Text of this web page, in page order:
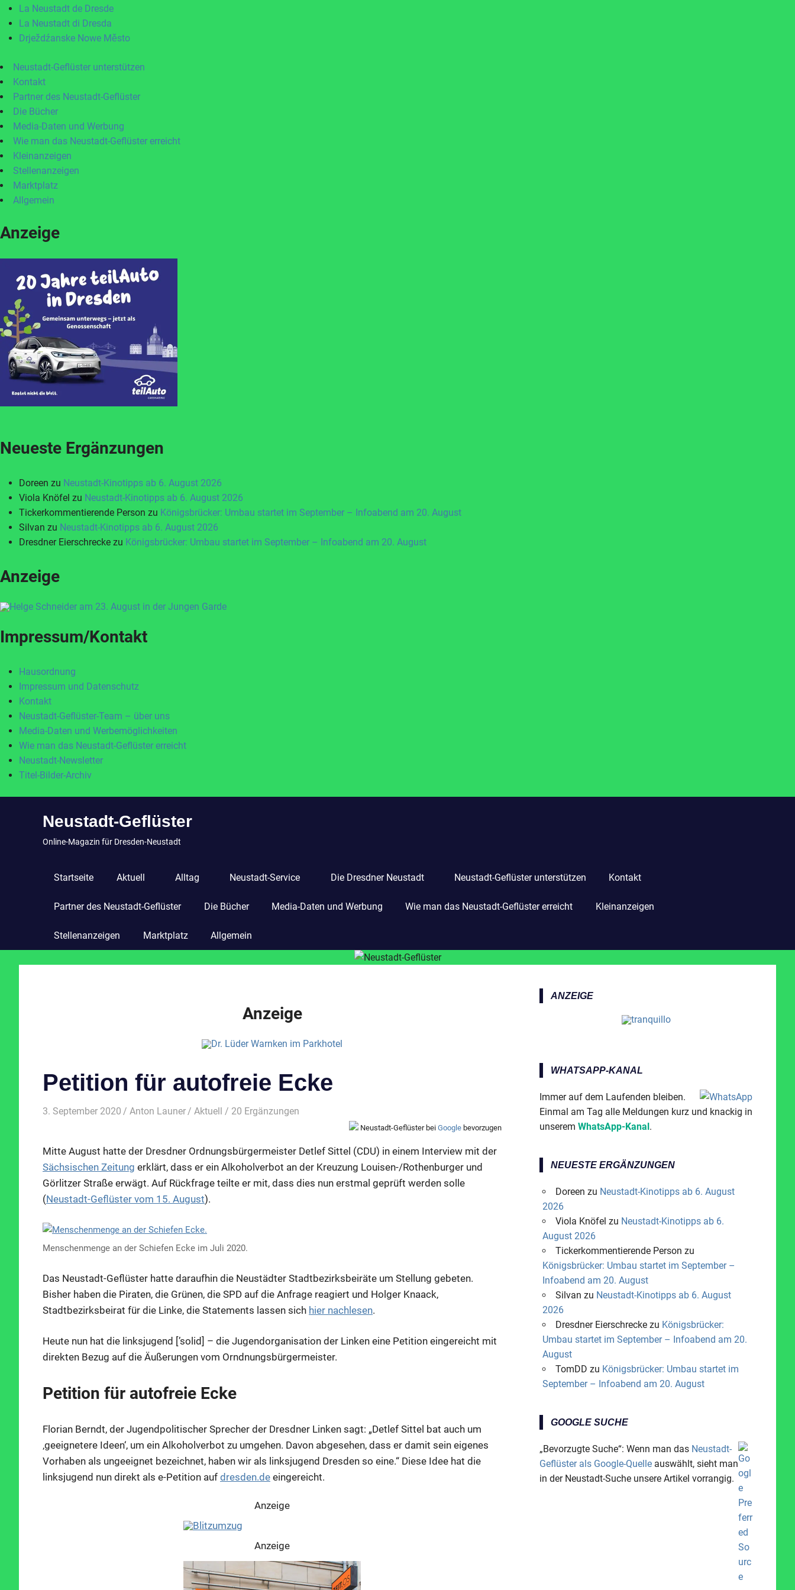
La Neustadt de Dresde
La Neustadt di Dresda
Drježdźanske Nowe Město
Neustadt-Geflüster unterstützen
Kontakt
Partner des Neustadt-Geflüster
Die Bücher
Media-Daten und Werbung
Wie man das Neustadt-Geflüster erreicht
Kleinanzeigen
Stellenanzeigen
Marktplatz
Allgemein
Anzeige
Neueste Ergänzungen
Doreen zu Neustadt-Kinotipps ab 6. August 2026
Viola Knöfel zu Neustadt-Kinotipps ab 6. August 2026
Tickerkommentierende Person zu Königsbrücker: Umbau startet im September – Infoabend am 20. August
Silvan zu Neustadt-Kinotipps ab 6. August 2026
Dresdner Eierschrecke zu Königsbrücker: Umbau startet im September – Infoabend am 20. August
Anzeige
Impressum/Kontakt
Hausordnung
Impressum und Datenschutz
Kontakt
Neustadt-Geflüster-Team – über uns
Media-Daten und Werbemöglichkeiten
Wie man das Neustadt-Geflüster erreicht
Neustadt-Newsletter
Titel-Bilder-Archiv
Neustadt-Geflüster
Online-Magazin für Dresden-Neustadt
Startseite Aktuell Alltag Neustadt-Service Die Dresdner Neustadt Neustadt-Geflüster unterstützen Kontakt
Partner des Neustadt-Geflüster Die Bücher Media-Daten und Werbung Wie man das Neustadt-Geflüster erreicht Kleinanzeigen
Stellenanzeigen Marktplatz Allgemein
Anzeige
Petition für autofreie Ecke
3. September 2020 Anton Launer Aktuell / 20 Ergänzungen
Neustadt-Geflüster bei Google bevorzugen
Mitte August hatte der Dresdner Ordnungsbürgermeister Detlef Sittel (CDU) in einem Interview mit der
Sächsischen Zeitung erklärt, dass er ein Alkoholverbot an der Kreuzung Louisen-/Rothenburger und
Görlitzer Straße erwägt. Auf Rückfrage teilte er mit, dass dies nun erstmal geprüft werden solle
(Neustadt-Geflüster vom 15. August).
Menschenmenge an der Schiefen Ecke im Juli 2020.
Das Neustadt-Geflüster hatte daraufhin die Neustädter Stadtbezirksbeiräte um Stellung gebeten.
Bisher haben die Piraten, die Grünen, die SPD auf die Anfrage reagiert und Holger Knaack,
Stadtbezirksbeirat für die Linke, die Statements lassen sich hier nachlesen.
Heute nun hat die linksjugend [’solid] – die Jugendorganisation der Linken eine Petition eingereicht mit
direkten Bezug auf die Äußerungen vom Orndnungsbürgermeister.
Petition für autofreie Ecke
Florian Berndt, der Jugendpolitischer Sprecher der Dresdner Linken sagt: „Detlef Sittel bat auch um
‚geeignetere Ideen‘, um ein Alkoholverbot zu umgehen. Davon abgesehen, dass er damit sein eigenes
Vorhaben als ungeeignet bezeichnet, haben wir als linksjugend Dresden so eine.“ Diese Idee hat die
linksjugend nun direkt als e-Petition auf dresden.de eingereicht.
Anzeige
Anzeige
ANZEIGE
WHATSAPP-KANAL
Immer auf dem Laufenden bleiben.
Einmal am Tag alle Meldungen kurz und knackig in
unserem WhatsApp-Kanal.
NEUESTE ERGÄNZUNGEN
Doreen zu Neustadt-Kinotipps ab 6. August
2026
Viola Knöfel zu Neustadt-Kinotipps ab 6.
August 2026
Tickerkommentierende Person zu
Königsbrücker: Umbau startet im September –
Infoabend am 20. August
Silvan zu Neustadt-Kinotipps ab 6. August
2026
Dresdner Eierschreckezu Königsbrücker:
Umbau startet im September – Infoabend am 20.
August
TomDD zu Königsbrücker: Umbau startet im
September – Infoabend am 20. August
GOOGLE SUCHE
„Bevorzugte Suche“: Wenn man das Neustadt-
Geflüster als Google-Quelle auswählt, sieht man
in der Neustadt-Suche unsere Artikel vorrangig.